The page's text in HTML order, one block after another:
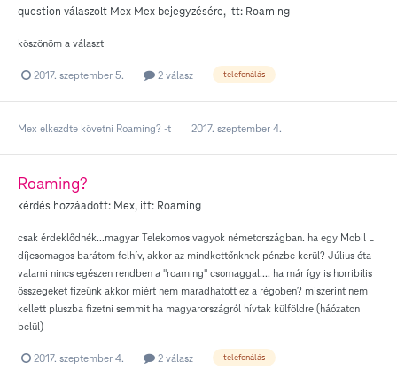
question válaszolt Mex Mex bejegyzésére, itt: Roaming
köszönöm a választ
2017. szeptember 5. 2 válasz telefonálás
Mex elkezdte követni Roaming? -t 2017. szeptember 4.
Roaming?
kérdés hozzáadott: Mex, itt: Roaming
csak érdeklődnék...magyar Telekomos vagyok németországban. ha egy Mobil L
díjcsomagos barátom felhív, akkor az mindkettőnknek pénzbe kerül? Július óta
valami nincs egészen rendben a "roaming" csomaggal.... ha már így is horribilis
összegeket fizeünk akkor miért nem maradhatott ez a régoben? miszerint nem
kellett pluszba fizetni semmit ha magyarországról hívtak külföldre (háózaton
belül)
2017. szeptember 4. 2 válasz telefonálás